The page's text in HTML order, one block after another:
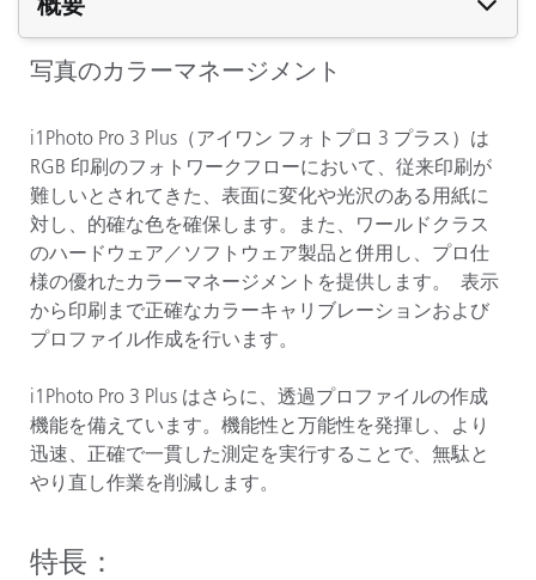
写真のカラーマネージメント
i1Photo Pro 3 Plus（アイワン フォトプロ 3 プラス）は
RGB 印刷のフォトワークフローにおいて、従来印刷が
難しいとされてきた、表面に変化や光沢のある用紙に
対し、的確な色を確保します。また、ワールドクラス
のハードウェア／ソフトウェア製品と併用し、プロ仕
様の優れたカラーマネージメントを提供します。 表示
から印刷まで正確なカラーキャリブレーションおよび
プロファイル作成を行います。
i1Photo Pro 3 Plus はさらに、透過プロファイルの作成
機能を備えています。機能性と万能性を発揮し、より
迅速、正確で一貫した測定を実行することで、無駄と
やり直し作業を削減します。
特長：